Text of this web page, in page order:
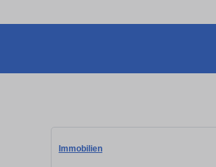
Immobilien